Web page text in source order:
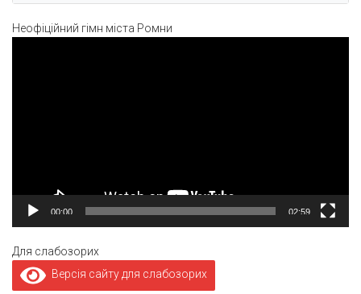
Неофіційний гімн міста Ромни
00:00 02:59
Для слабозорих
Версія сайту для слабозорих